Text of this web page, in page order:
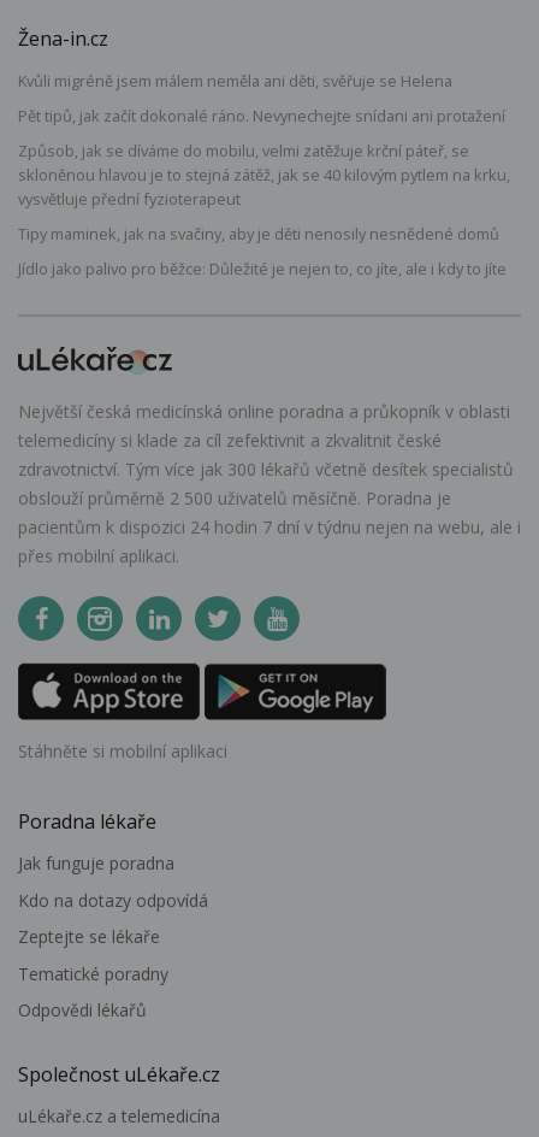
Žena-in.cz
Kvůli migréně jsem málem neměla ani děti, svěřuje se Helena
Pět tipů, jak začít dokonalé ráno. Nevynechejte snídani ani protažení
Způsob, jak se díváme do mobilu, velmi zatěžuje krční páteř, se
skloněnou hlavou je to stejná zátěž, jak se 40 kilovým pytlem na krku,
vysvětluje přední fyzioterapeut
Tipy maminek, jak na svačiny, aby je děti nenosily nesnědené domů
Jídlo jako palivo pro běžce: Důležité je nejen to, co jíte, ale i kdy to jíte
Největší česká medicínská online poradna a průkopník v oblasti
telemedicíny si klade za cíl zefektivnit a zkvalitnit české
zdravotnictví. Tým více jak 300 lékařů včetně desítek specialistů
obslouží průměrně 2 500 uživatelů měsíčně. Poradna je
pacientům k dispozici 24 hodin 7 dní v týdnu nejen na webu, ale i
přes mobilní aplikaci.
Stáhněte si mobilní aplikaci
Poradna lékaře
Jak funguje poradna
Kdo na dotazy odpovídá
Zeptejte se lékaře
Tematické poradny
Odpovědi lékařů
Společnost uLékaře.cz
uLékaře.cz a telemedicína